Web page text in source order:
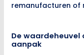
remanufacturen of
De waardeheuvel
aanpak